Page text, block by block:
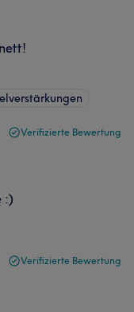
Verifizierte Bewertung
:)
Verifizierte Bewertung